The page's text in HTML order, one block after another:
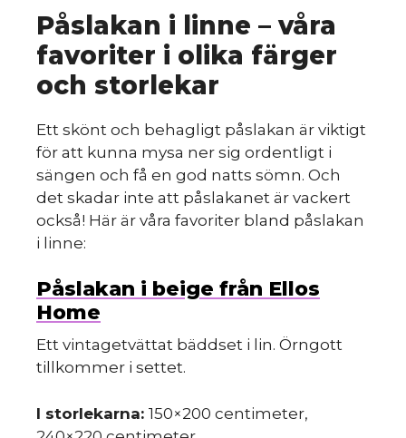
Påslakan i linne – våra
favoriter i olika färger
och storlekar
Ett skönt och behagligt påslakan är viktigt
för att kunna mysa ner sig ordentligt i
sängen och få en god natts sömn. Och
det skadar inte att påslakanet är vackert
också! Här är våra favoriter bland påslakan
i linne:
Påslakan i beige från Ellos
Home
Ett vintagetvättat bäddset i lin. Örngott
tillkommer i settet.
I storlekarna: 150×200 centimeter,